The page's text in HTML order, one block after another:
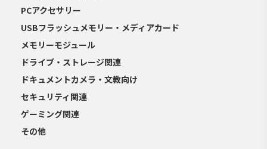
PCアクセサリー
USBフラッシュメモリー・メディアカード
メモリーモジュール
ドライブ・ストレージ関連
ドキュメントカメラ・文教向け
セキュリティ関連
ゲーミング関連
その他